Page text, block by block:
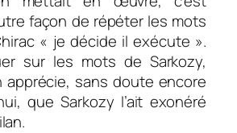
façon de répéter les mots
« je décide il exécute ».
sur les mots de Sarkozy,
apprécie, sans doute encore
que Sarkozy l’ait exonéré